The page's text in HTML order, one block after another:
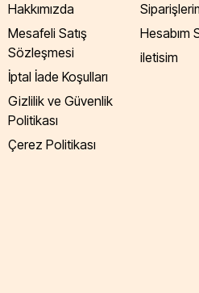
Hakkımızda
Mesafeli Satış
Sözleşmesi
İptal İade Koşulları
Gizlilik ve Güvenlik
Politikası
Çerez Politikası
Hesabım
iletisim